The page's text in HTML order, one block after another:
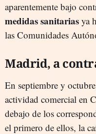
aparentemente bajo
medidas sanitarias ya
las Comunidades
Madrid, a
En septiembre y
actividad comercial en
debajo de los
el primero de ellos, la